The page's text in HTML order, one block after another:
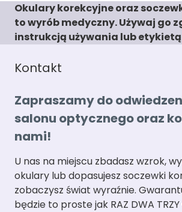
Okulary korekcyjne oraz
to wyrób medyczny. Używaj go
instrukcją używania lub
Kontakt
Zapraszamy do
salonu optycznego oraz
nami!
U nas na miejscu zbadasz wzrok,
okulary lub dopasujesz soczewki
zobaczysz świat wyraźnie.
będzie to proste jak RAZ DWA TRZY